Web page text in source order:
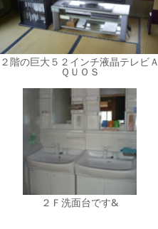
２階の巨大５２インチ液晶テレビＡ
ＱＵＯＳ
２Ｆ洗面台です&